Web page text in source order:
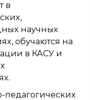
в
научных
обучаются на
в КАСУ и
педагогических